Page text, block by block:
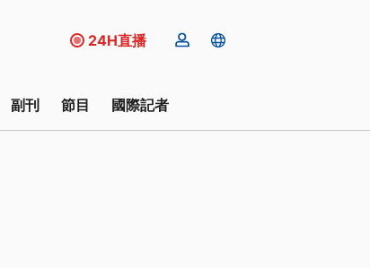
24H直播
副刊 節目 國際記者